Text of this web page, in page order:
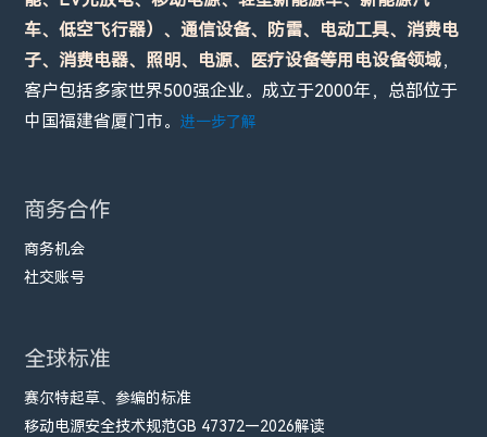
车、低空飞行器）、通信设备、防雷、电动工具、消费电
子、消费电器、照明、电源、医疗设备等用电设备领域，
客户包括多家世界500强企业。成立于2000年，总部位于
中国福建省厦门市。进一步了解
商务合作
商务机会
社交账号
全球标准
赛尔特起草、参编的标准
移动电源安全技术规范GB 47372—2026解读